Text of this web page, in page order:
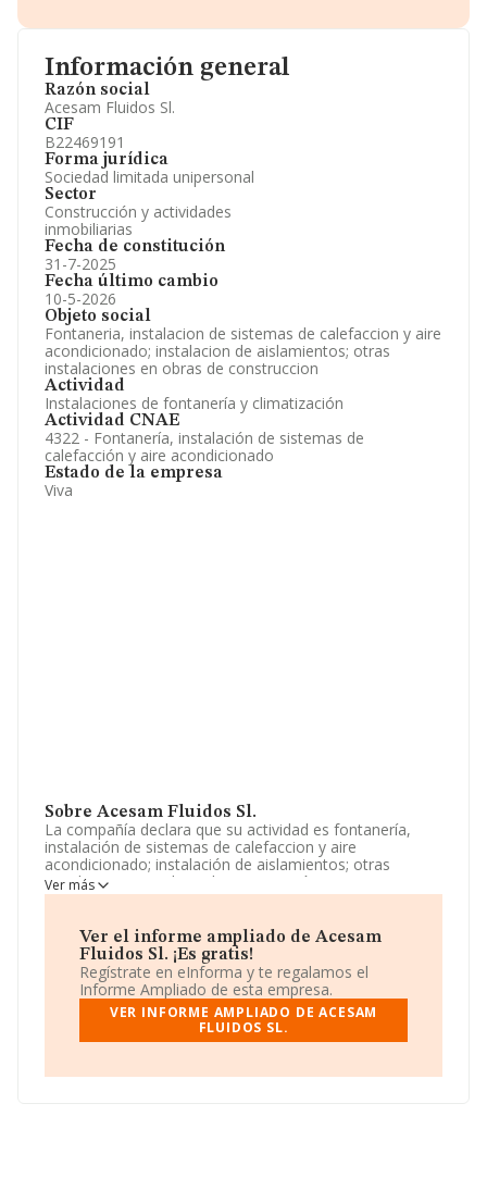
Información general
Razón social
Acesam Fluidos Sl.
CIF
B22469191
Forma jurídica
Sociedad limitada unipersonal
Sector
Construcción y actividades
inmobiliarias
Fecha de constitución
31-7-2025
Fecha último cambio
10-5-2026
Objeto social
Fontaneria, instalacion de sistemas de calefaccion y aire
acondicionado; instalacion de aislamientos; otras
instalaciones en obras de construccion
Actividad
Instalaciones de fontanería y climatización
Actividad CNAE
4322 - Fontanería, instalación de sistemas de
calefacción y aire acondicionado
Estado de la empresa
Viva
Sobre Acesam Fluidos Sl.
La compañía declara que su actividad es fontanería,
instalación de sistemas de calefaccion y aire
acondicionado; instalación de aislamientos; otras
instalaciones en obras de construcción. La empresa
está registrada como Sociedad Limitada. Tiene CNAE:
calefacción y aire acondicionado'. No realiza actividad
de importación y/o exportación.
Para más información es posible contactar a través del
teléfono 918291078 y puedes visitar su sitio web:
www.acesam.es.
número de identificación fiscal B22469191, se
Ver más
Ver el informe ampliado de Acesam
Fluidos Sl. ¡Es gratis!
Regístrate en eInforma y te regalamos el
Informe Ampliado de esta empresa.
VER INFORME AMPLIADO DE ACESAM
FLUIDOS SL.
Información oficial y registral complementaria.